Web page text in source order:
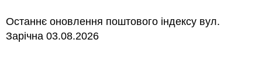
Останнє оновлення поштового індексу вул.
Зарічна 03.08.2026